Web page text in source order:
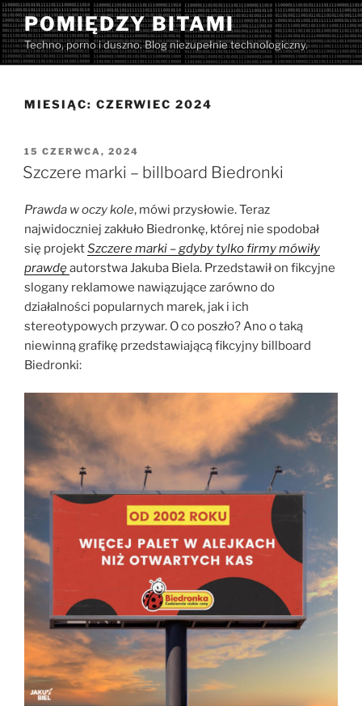
Przejdź
do
treści
POMIĘDZY BITAMI
Techno, porno i duszno. Blog niezupełnie technologiczny.
MIESIĄC: CZERWIEC 2024
OPUBLIKOWANE
W
15 CZERWCA, 2024
Szczere marki – billboard Biedronki
Prawda w oczy kole, mówi przysłowie. Teraz
najwidoczniej zakłuło Biedronkę, której nie spodobał
się projektSzczere marki – gdyby tylko firmy mówiły
prawdęautorstwa Jakuba Biela. Przedstawił on fikcyjne
slogany reklamowe nawiązujące zarówno do
działalności popularnych marek, jak i ich
stereotypowych przywar. O co poszło? Ano o taką
niewinną grafikę przedstawiającą fikcyjny billboard
Biedronki: